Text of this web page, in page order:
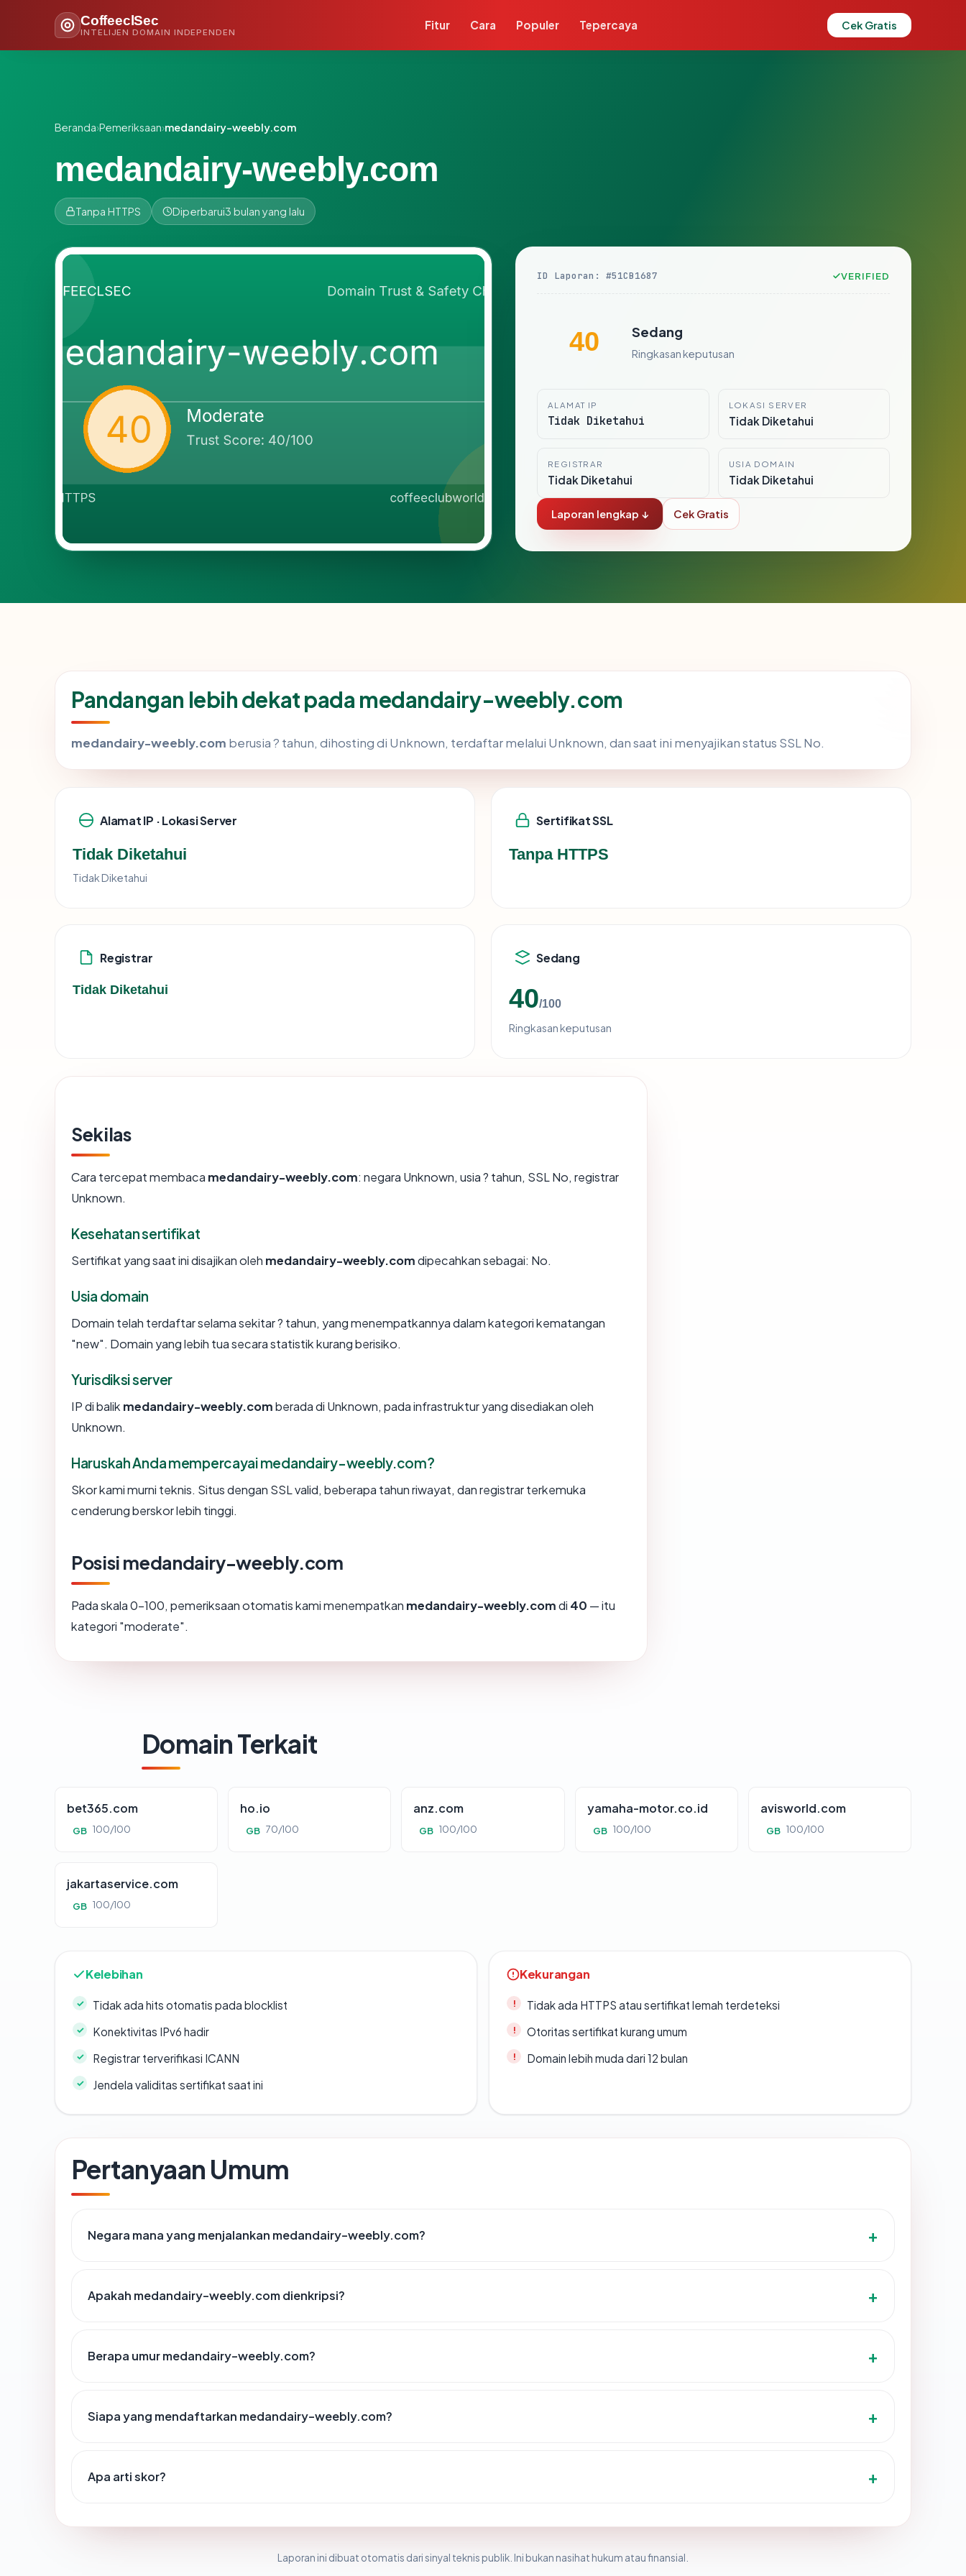
CoffeeclSec
INTELIJEN DOMAIN INDEPENDEN
Fitur Cara Populer Tepercaya Cek Gratis
Beranda›Pemeriksaan›medandairy-weebly.com
medandairy-weebly.com
Tanpa HTTPS Diperbarui3 bulan yang lalu
ID Laporan: #51CB1687 VERIFIED
40 Sedang
Ringkasan keputusan
ALAMAT IP
Tidak Diketahui
LOKASI SERVER
Tidak Diketahui
REGISTRAR
Tidak Diketahui
USIA DOMAIN
Tidak Diketahui
Laporan lengkap ↓ Cek Gratis
Pandangan lebih dekat pada medandairy-weebly.com
medandairy-weebly.com berusia ? tahun, dihosting di Unknown, terdaftar melalui Unknown, dan saat ini menyajikan status SSL No.
Alamat IP · Lokasi Server
Tidak Diketahui
Tidak Diketahui
Sertifikat SSL
Tanpa HTTPS
Registrar
Tidak Diketahui
Sedang
40/100
Ringkasan keputusan
Sekilas
Cara tercepat membaca medandairy-weebly.com: negara Unknown, usia ? tahun, SSL No, registrar
Unknown.
Kesehatan sertifikat
Sertifikat yang saat ini disajikan oleh medandairy-weebly.comdipecahkan sebagai: No.
Usia domain
Domain telah terdaftar selama sekitar ? tahun, yang menempatkannya dalam kategori kematangan
"new". Domain yang lebih tua secara statistik kurang berisiko.
Yurisdiksi server
IP di balik medandairy-weebly.comberada di Unknown, pada infrastruktur yang disediakan oleh
Unknown.
Haruskah Anda mempercayai medandairy-weebly.com?
Skor kami murni teknis. Situs dengan SSL valid, beberapa tahun riwayat, dan registrar terkemuka
cenderung berskor lebih tinggi.
Posisi medandairy-weebly.com
Pada skala 0-100, pemeriksaan otomatis kami menempatkan medandairy-weebly.comdi 40 — itu
kategori "moderate".
Domain Terkait
bet365.com
GB 100/100
ho.io
GB 70/100
anz.com
GB 100/100
yamaha-motor.co.id
GB 100/100
avisworld.com
GB 100/100
jakartaservice.com
GB 100/100
Kelebihan
Tidak ada hits otomatis pada blocklist
Konektivitas IPv6 hadir
Registrar terverifikasi ICANN
Jendela validitas sertifikat saat ini
Kekurangan
Tidak ada HTTPS atau sertifikat lemah terdeteksi
Otoritas sertifikat kurang umum
Domain lebih muda dari 12 bulan
Pertanyaan Umum
Negara mana yang menjalankan medandairy-weebly.com?
Apakah medandairy-weebly.com dienkripsi?
Berapa umur medandairy-weebly.com?
Siapa yang mendaftarkan medandairy-weebly.com?
Apa arti skor?
Laporan ini dibuat otomatis dari sinyal teknis publik. Ini bukan nasihat hukum atau finansial.